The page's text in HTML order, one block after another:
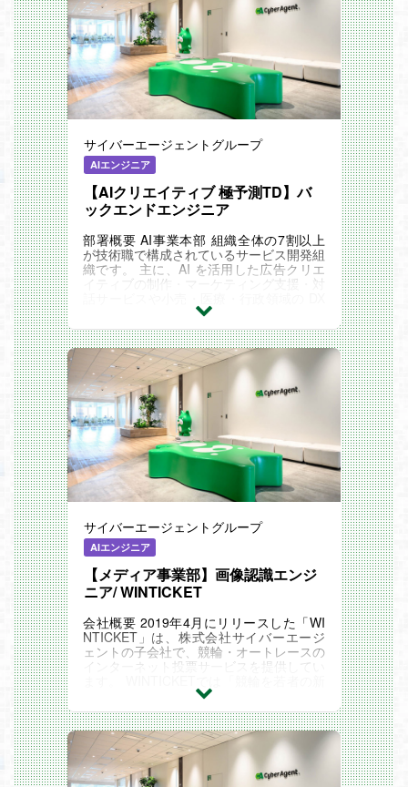
サイバーエージェントグループ
AIエンジニア
【AIクリエイティブ 極予測TD】バ
ックエンドエンジニア
部署概要 AI事業本部 組織全体の7割以上
が技術職で構成されているサービス開発組
織です。 主に、AI を活用した広告クリエ
イティブの制作・マーケティング支援・対
支援サービスなど、 デジタルマーケティ
ング分野を...
サイバーエージェントグループ
AIエンジニア
【メディア事業部】画像認識エンジ
ニア/ WINTICKET
会社概要 2019年4月にリリースした「WI
NTICKET」は、株式会社サイバーエージ
ェントの子会社で、競輪・オートレースの
インターネット投票サービスを提供してい
たなエンタメへ」を中期にかけてのビジョ
ンとして掲げ、業...